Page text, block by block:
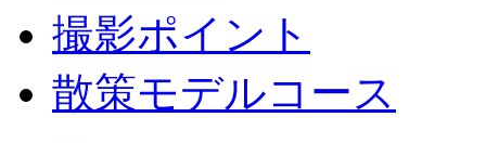
撮影ポイント
散策モデルコース